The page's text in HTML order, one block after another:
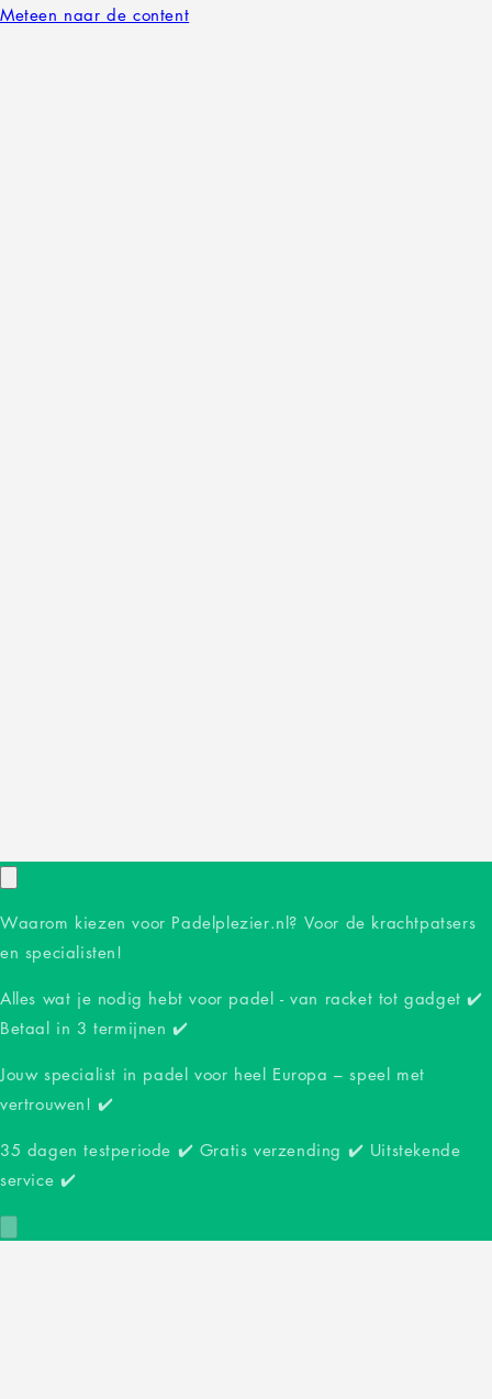
Meteen naar de content
Waarom kiezen voor Padelplezier.nl? Voor de krachtpatsers
en specialisten!
Alles wat je nodig hebt voor padel - van racket tot gadget ✔️
Betaal in 3 termijnen ✔️
Jouw specialist in padel voor heel Europa – speel met
vertrouwen! ✔️
35 dagen testperiode ✔️ Gratis verzending ✔️ Uitstekende
service ✔️